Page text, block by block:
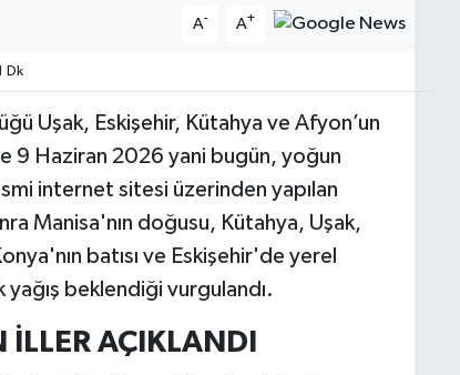
A- A+
Dk
Uşak, Eskişehir, Kütahya ve Afyon’un
9 Haziran 2026 yani bugün, yoğun
internet sitesi üzerinden yapılan
Manisa'nın doğusu, Kütahya, Uşak,
batısı ve Eskişehir'de yerel
beklendiği vurgulandı.
İLLER AÇIKLANDI